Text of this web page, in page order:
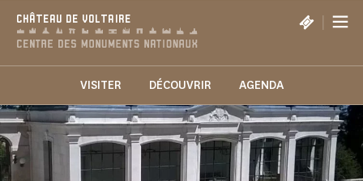
CHÂTEAU DE VOLTAIRE |
VISITER DÉCOUVRIR AGENDA